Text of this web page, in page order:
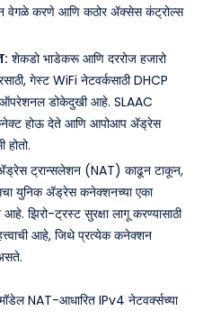
वेगळे करणे आणि कठोर ॲक्सेस कंट्रोल्स
शेकडो भाडेकरू आणि दररोज हजारो
गेस्ट WiFi नेटवर्कसाठी DHCP
ऑपरेशनल डोकेदुखी आहे. SLAAC
होऊ देते आणि आपोआप ॲड्रेस
ट्रान्सलेशन (NAT) काढून टाकून,
युनिक ॲड्रेस कनेक्शनच्या एका
आहे. झिरो-ट्रस्ट सुरक्षा लागू करण्यासाठी
आहे, जिथे प्रत्येक कनेक्शन
NAT-आधारित IPv4 नेटवर्क्सच्या